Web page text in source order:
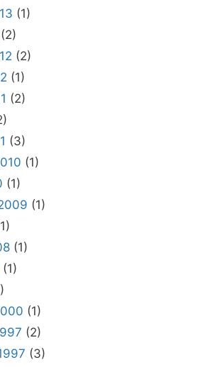
(1)
(2)
(2)
(1)
(2)
(3)
(1)
(1)
(1)
(1)
(1)
(1)
(2)
(3)